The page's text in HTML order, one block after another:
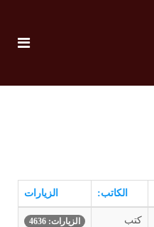
الكاتب: الزيارات
كتب
الزيارات: 4636